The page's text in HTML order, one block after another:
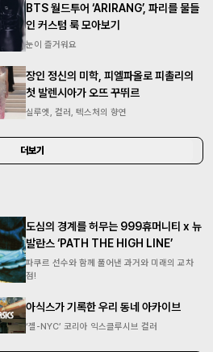
BTS 월드투어 ‘ARIRANG’, 파리를 물들
인 커스텀 룩 모아보기
눈이 즐거워요
장인 정신의 미학, 피엘파올로 피촐리의
첫 발렌시아가 오뜨 꾸뛰르
실루엣, 컬러, 텍스처의 향연
더보기
도심의 경계를 허무는 999휴머니티 x 뉴
발란스 ‘PATH THE HIGH LINE’
파쿠르 선수와 함께 풀어낸 과거와 미래의 교차
점!
아식스가 기록한 우리 동네 아카이브
‘젤-NYC’ 코리아 익스클루시브 컬러